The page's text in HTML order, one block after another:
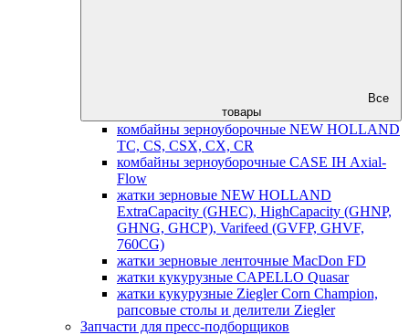
Все
товары
комбайны зерноуборочные NEW HOLLAND
TC, CS, CSX, CX, CR
комбайны зерноуборочные CASE IH Axial-
Flow
жатки зерновые NEW HOLLAND
ExtraCapacity (GHEC), HighCapacity (GHNP,
GHNG, GHCP), Varifeed (GVFP, GHVF,
760CG)
жатки зерновые ленточные MacDon FD
жатки кукурузные CAPELLO Quasar
жатки кукурузные Ziegler Corn Champion,
рапсовые столы и делители Ziegler
Запчасти для пресс-подборщиков